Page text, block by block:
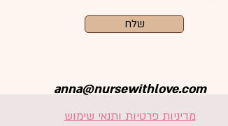
שלח
anna@nursewithlove.com
מדיניות פרטיות ותנאי שימוש